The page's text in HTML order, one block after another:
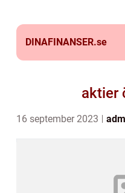
DINAFINANSER.se
aktier
16 september 2023